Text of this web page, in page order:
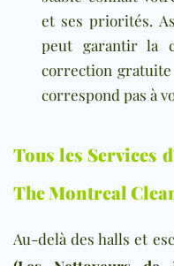
et ses priorités.
peut garantir la
correction
correspond pas à
Tous les Services
The Montreal
Au-delà des halls et